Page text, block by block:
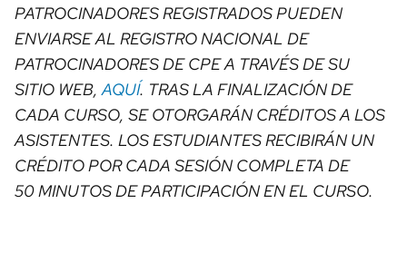
PATROCINADORES REGISTRADOS PUEDEN
ENVIARSE AL REGISTRO NACIONAL DE
PATROCINADORES DE CPE A TRAVÉS DE SU
SITIO WEB,AQUÍ. TRAS LA FINALIZACIÓN DE
CADA CURSO, SE OTORGARÁN CRÉDITOS A LOS
ASISTENTES. LOS ESTUDIANTES RECIBIRÁN UN
CRÉDITO POR CADA SESIÓN COMPLETA DE
50 MINUTOS DE PARTICIPACIÓN EN EL CURSO.